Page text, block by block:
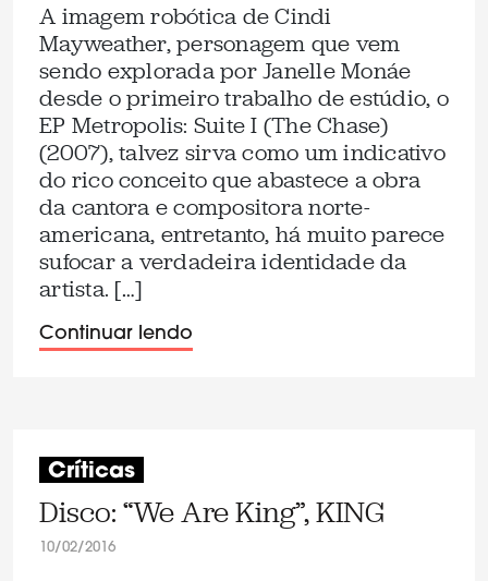
A imagem robótica de Cindi
Mayweather, personagem que vem
sendo explorada por Janelle Monáe
desde o primeiro trabalho de estúdio, o
EP Metropolis: Suite I (The Chase)
(2007), talvez sirva como um indicativo
do rico conceito que abastece a obra
da cantora e compositora norte-
americana, entretanto, há muito parece
sufocar a verdadeira identidade da
artista. […]
Continuar lendo
Críticas
Disco: “We Are King”, KING
10/02/2016